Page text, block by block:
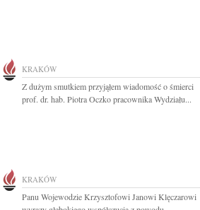
KRAKÓW
Z dużym smutkiem przyjąłem wiadomość o śmierci
prof. dr. hab. Piotra Oczko pracownika Wydziału...
KRAKÓW
Panu Wojewodzie Krzysztofowi Janowi Klęczarowi